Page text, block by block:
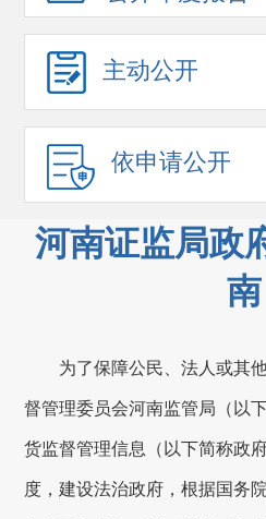
主动公开
依申请公开
河南证监局政
南
为了保障公民、法人或其他
督管理委员会河南监管局 （以
货监督管理信息（以下简称政
度，建设法治政府，根据国务